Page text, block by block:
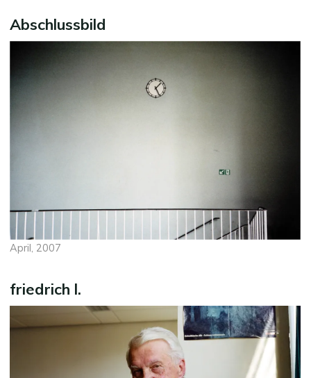
Abschlussbild
April, 2007
friedrich l.